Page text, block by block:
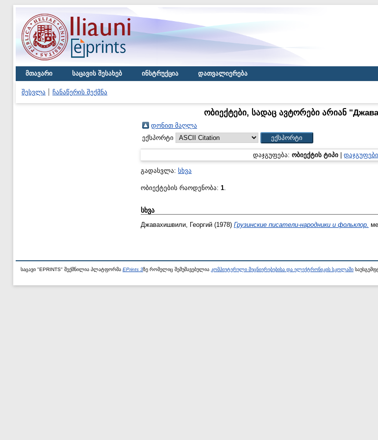
მთავარი საცავის შესახებ ინსტრუქცია დათვალიერება
შესვლა ჩანაწერის შექმნა
ობიექტები, სადაც ავტორები არიან "
დონით მაღლა
ექსპორტი
დაჯგუფება: ობიექტის ტიპი|
გადასვლა: სხვა
ობიექტების რაოდენობა: 1.
სხვა
Джавахишвили, Георгий (1978) Грузинские писатели-народники и фольклор.
საცავი "EPRINTS" შექმნილია პლატფორმა EPrints 3ზე რომელიც შემუშავებულია კომპიუტერული მეცნიერებებისა და ელექტრონიკის სკოლაში